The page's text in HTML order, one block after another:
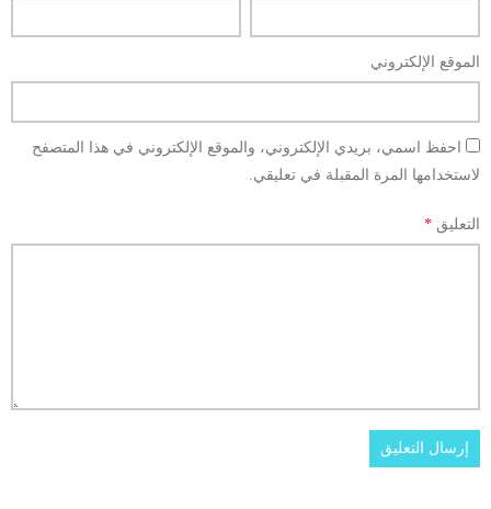
الموقع الإلكتروني
احفظ اسمي، بريدي الإلكتروني، والموقع الإلكتروني في هذا المتصفح
لاستخدامها المرة المقبلة في تعليقي.
التعليق *